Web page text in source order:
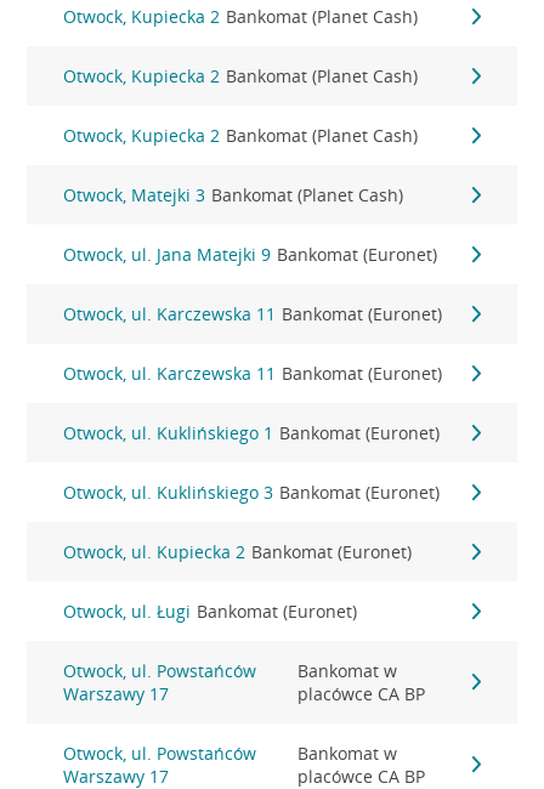
Otwock, Kupiecka 2 Bankomat (Planet Cash)
Otwock, Kupiecka 2 Bankomat (Planet Cash)
Otwock, Kupiecka 2 Bankomat (Planet Cash)
Otwock, Matejki 3 Bankomat (Planet Cash)
Otwock, ul. Jana Matejki 9 Bankomat (Euronet)
Otwock, ul. Karczewska 11 Bankomat (Euronet)
Otwock, ul. Karczewska 11 Bankomat (Euronet)
Otwock, ul. Kuklińskiego 1 Bankomat (Euronet)
Otwock, ul. Kuklińskiego 3 Bankomat (Euronet)
Otwock, ul. Kupiecka 2 Bankomat (Euronet)
Otwock, ul. Ługi Bankomat (Euronet)
Otwock, ul. Powstańców
Warszawy 17
Bankomat w
placówce CA BP
Otwock, ul. Powstańców
Warszawy 17
Bankomat w
placówce CA BP